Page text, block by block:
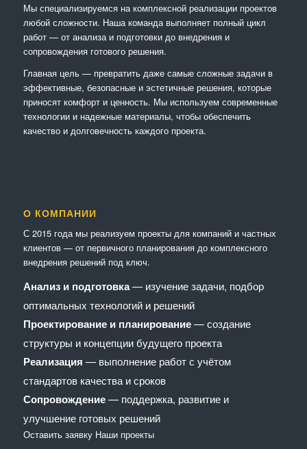
Мы специализируемся на комплексной реализации проектов
любой сложности. Наша команда выполняет полный цикл
работ — от анализа и подготовки до внедрения и
сопровождения готового решения.
Главная цель — превратить даже самые сложные задачи в
эффективные, безопасные и эстетичные решения, которые
приносят комфорт и ценность. Мы используем современные
технологии и надежные материалы, чтобы обеспечить
качество и долговечность каждого проекта.
О КОМПАНИИ
С 2015 года мы реализуем проекты для компаний и частных
клиентов — от первичного планирования до комплексного
внедрения решений под ключ.
Анализ и подготовка— изучение задачи, подбор
оптимальных технологий и решений
Проектирование и планирование— создание
структуры и концепции будущего проекта
Реализация — выполнение работ с учётом
стандартов качества и сроков
Сопровождение— поддержка, развитие и
улучшение готовых решений
Оставить заявку Наши проекты